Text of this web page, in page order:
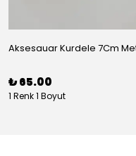
₺ 65.00
1 Renk 1 Boyut